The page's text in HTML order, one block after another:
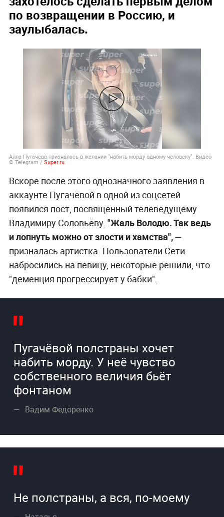
по возвращении в Россию, и
заулыбалась.
Алла Пугачёва призналась в желании "набить морду одному человеку". Видео
© Telegram / Super.ru
Вскоре после этого однозначного заявления в
аккаунте Пугачёвой в одной из соцсетей
появился пост, посвящённый телеведущему
Владимиру Соловьёву. "Жаль Володю. Так ведь
и лопнуть можно от злости и хамства", —
призналась артистка. Пользователи Сети
набросились на певицу, некоторые решили, что
"деменция прогрессирует у бабки".
Пугачёвой полстраны хочет
набить морду. У неё чувство
собственного величия бьёт
фонтаном
Вадим Федоренко
Не полстраны, а вся, по-моему